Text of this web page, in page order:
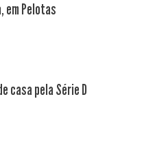
em Pelotas
casa pela Série D